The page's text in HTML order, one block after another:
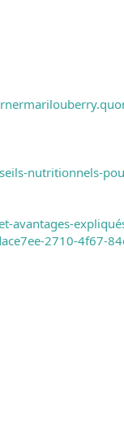
nutritionnels-
avantages-
2710-4f67-